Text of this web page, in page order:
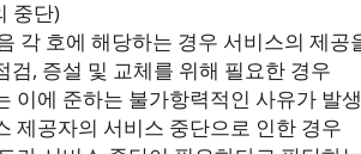
중단)
각 호에 해당하는 경우 서비스의 제
검, 증설 및 교체를 위해 필요한 경우
이에 준하는 불가항력적인 사유가 발
제공자의 서비스 중단으로 인한 경우